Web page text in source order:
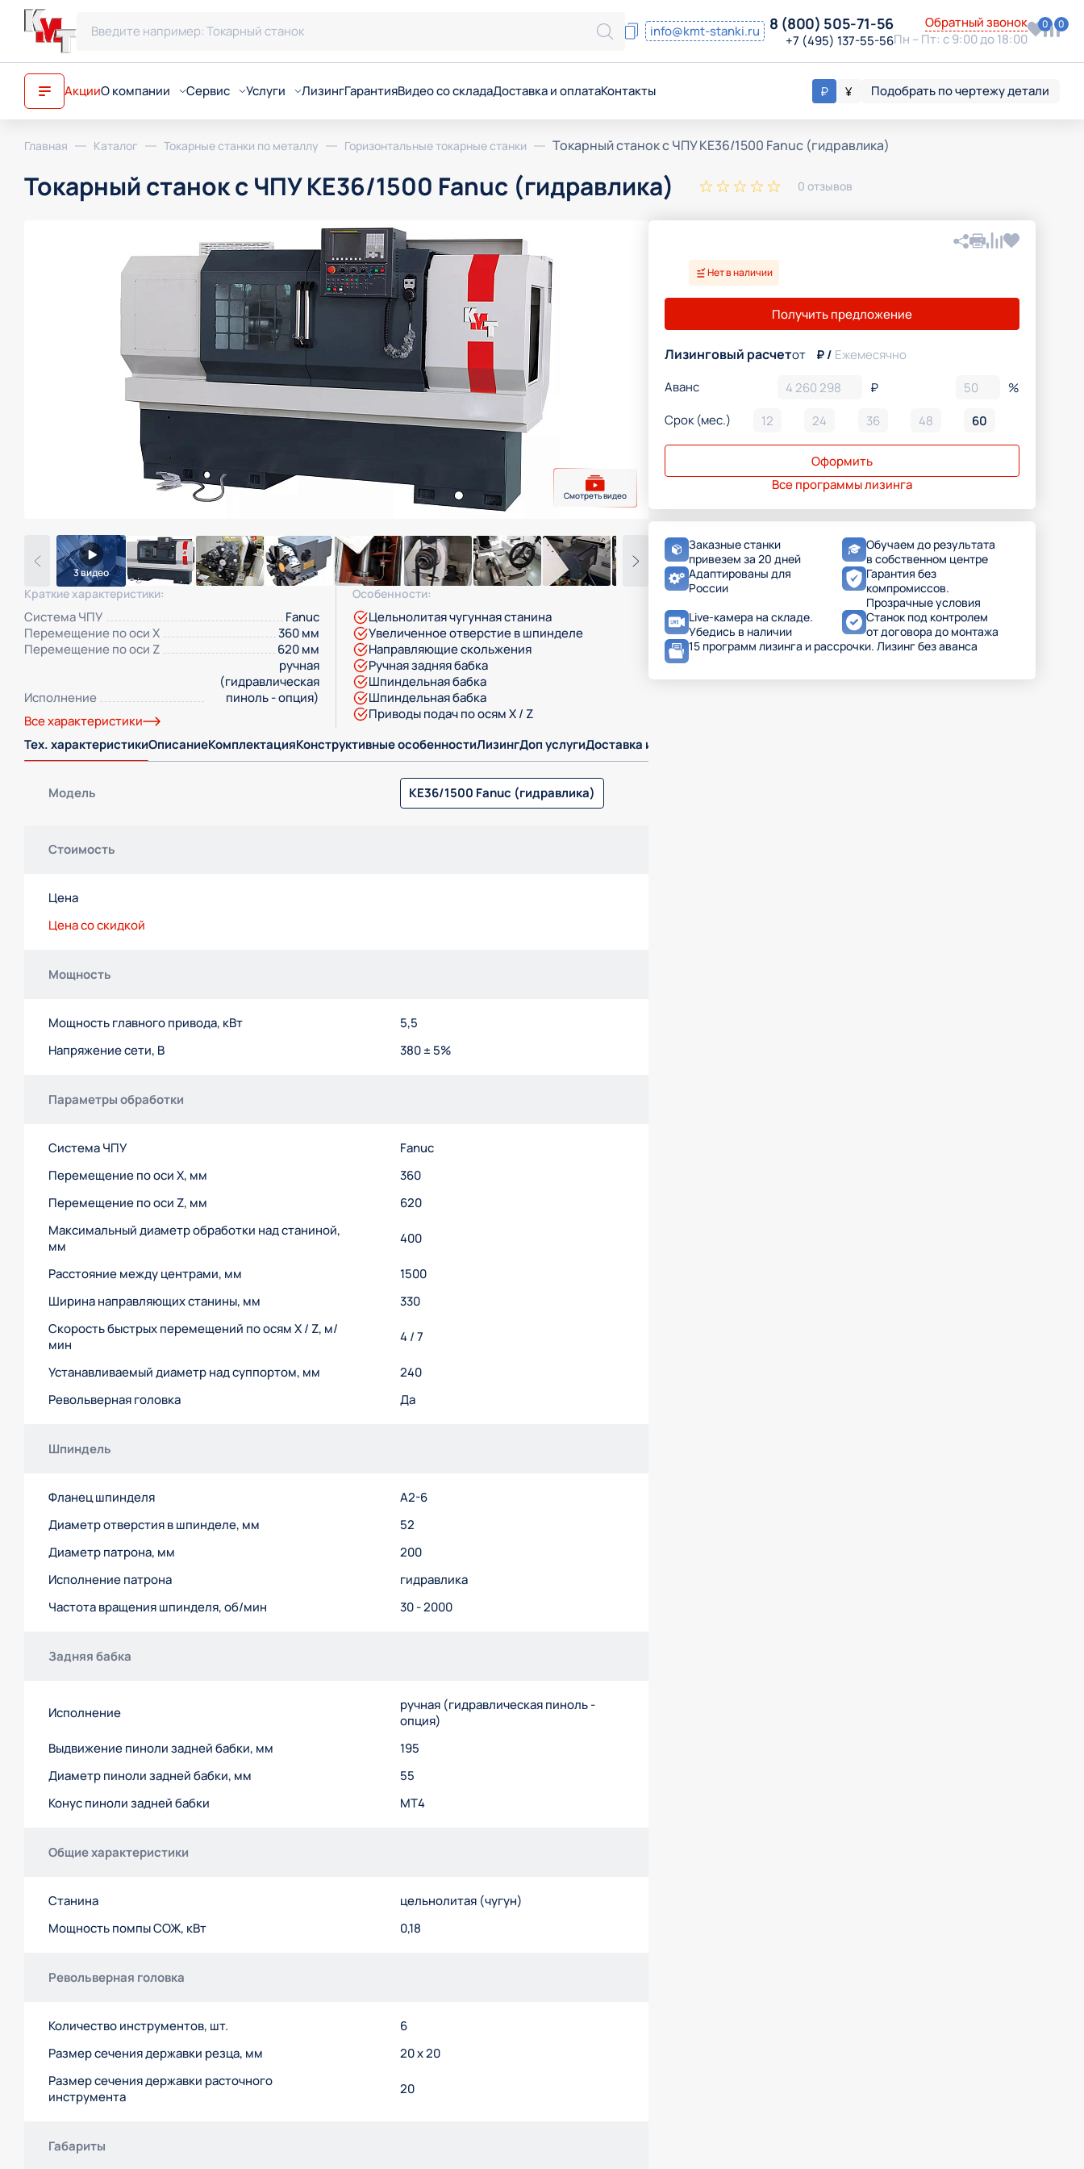
info@kmt-stanki.ru 8 (800) 505-71-56
+7 (495) 137-55-56
Обратный звонок
Пн – Пт: с 9:00 до 18:00
0 0
АкцииО компании
Статьи
Почему КМТ?
Сервис
Ремонт оборудования
Ремонт шпинделей
Техническое обслуживание
Ремонт лазерных голов
Обучение
Услуги
Подбор финансовых программ
Подбор, поставка запчастей и масел
Демонстрация на производстве
Разработка технологии
ЛизингГарантияВидео со складаДоставка и оплатаКонтакты ₽ ¥ Подобрать по чертежу детали
Главная Каталог Токарные станки по металлу Горизонтальные токарные станки Токарный станок с ЧПУ KE36/1500 Fanuc (гидравлика)
Токарный станок с ЧПУ KE36/1500 Fanuc (гидравлика) 0 отзывов
Смотреть видео
3 видео
Краткие характеристики:
Система ЧПУ
Fanuc
Перемещение по оси Х
360 мм
Перемещение по оси Z
620 мм
Исполнение
ручная
(гидравлическая
пиноль - опция)
Все характеристики
Особенности:
Цельнолитая чугунная станина
Увеличенное отверстие в шпинделе
Направляющие скольжения
Ручная задняя бабка
Шпиндельная бабка
Шпиндельная бабка
Приводы подач по осям X / Z
Тех. характеристикиОписаниеКомплектацияКонструктивные особенностиЛизингДоп услугиДоставка и оплата
Модель KE36/1500 Fanuc (гидравлика)
Стоимость
Цена
Цена со скидкой
Мощность
Мощность главного привода, кВт
5,5
Напряжение сети, В
380 ± 5%
Параметры обработки
Система ЧПУ
Fanuc
Перемещение по оси Х, мм
360
Перемещение по оси Z, мм
620
Максимальный диаметр обработки над станиной,
мм
400
Расстояние между центрами, мм
1500
Ширина направляющих станины, мм
330
Скорость быстрых перемещений по осям X / Z, м/
мин
4 / 7
Устанавливаемый диаметр над суппортом, мм
240
Револьверная головка
Да
Шпиндель
Фланец шпинделя
А2-6
Диаметр отверстия в шпинделе, мм
52
Диаметр патрона, мм
200
Исполнение патрона
гидравлика
Частота вращения шпинделя, об/мин
30 - 2000
Задняя бабка
Исполнение
ручная (гидравлическая пиноль -
опция)
Выдвижение пиноли задней бабки, мм
195
Диаметр пиноли задней бабки, мм
55
Конус пиноли задней бабки
МТ4
Общие характеристики
Станина
цельнолитая (чугун)
Мощность помпы СОЖ, кВт
0,18
Револьверная головка
Количество инструментов, шт.
6
Размер сечения державки резца, мм
20 x 20
Размер сечения державки расточного
инструмента
20
Габариты
Нет в наличии
Вконтакте
Telegram
WhatsApp
Скопировать ссылку
Получить предложение
Лизинговый расчетот ₽ / Ежемесячно
Аванс
₽
%
Срок (мес.)
12 24 36 48 60
Оформить
Все программы лизинга
Заказные станки
привезем за 20 дней
Обучаем до результата
в собственном центре
Адаптированы для
России
Гарантия без
компромиссов.
Прозрачные условия
Live-камера на складе.
Убедись в наличии
Станок под контролем
от договора до монтажа
15 программ лизинга и рассрочки. Лизинг без аванса